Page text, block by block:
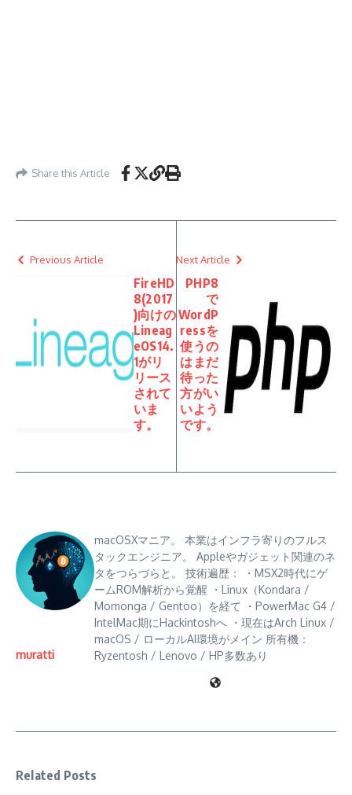
Share this Article
Previous Article
FireHD
8(2017
)向けの
Lineag
eOS14.
1がリ
リース
されて
いま
す。
Next Article
PHP8
で
WordP
ressを
使うの
はまだ
待った
方がい
いよう
です。
muratti
macOSXマニア。 本業はインフラ寄りのフルス
タックエンジニア。 Appleやガジェット関連のネ
タをつらづらと。 技術遍歴： ・MSX2時代にゲ
ームROM解析から覚醒 ・Linux（Kondara /
Momonga / Gentoo）を経て ・PowerMac G4 /
IntelMac期にHackintoshへ ・現在はArch Linux /
macOS / ローカルAI環境がメイン 所有機：
Ryzentosh / Lenovo / HP多数あり
Related Posts